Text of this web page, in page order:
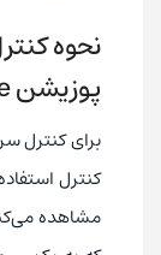
نحوه
پوزیشن absolute و incremental
کنترل